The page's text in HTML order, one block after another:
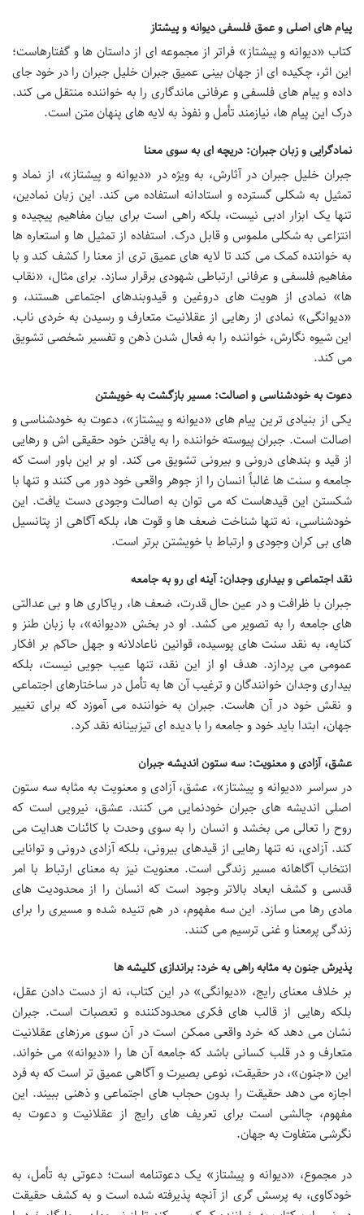
پیام های اصلی و عمق فلسفی دیوانه و پیشتاز
کتاب «دیوانه و پیشتاز» فراتر از مجموعه ای از داستان ها و گفتارهاست؛
این اثر، چکیده ای از جهان بینی عمیق جبران خلیل جبران را در خود جای
داده و پیام های فلسفی و عرفانی ماندگاری را به خواننده منتقل می کند.
درک این پیام ها، نیازمند تأمل و نفوذ به لایه های پنهان متن است.
نمادگرایی و زبان جبران: دریچه ای به سوی معنا
جبران خلیل جبران در آثارش، به ویژه در «دیوانه و پیشتاز»، از نماد و
تمثیل به شکلی گسترده و استادانه استفاده می کند. این زبان نمادین،
تنها یک ابزار ادبی نیست، بلکه راهی است برای بیان مفاهیم پیچیده و
انتزاعی به شکلی ملموس و قابل درک. استفاده از تمثیل ها و استعاره ها
به خواننده کمک می کند تا لایه های عمیق تری از معنا را کشف کند و با
مفاهیم فلسفی و عرفانی ارتباطی شهودی برقرار سازد. برای مثال، «نقاب
ها» نمادی از هویت های دروغین و قیدوبندهای اجتماعی هستند، و
«دیوانگی» نمادی از رهایی از عقلانیت متعارف و رسیدن به خردی ناب.
این شیوه نگارش، خواننده را به فعال شدن ذهن و تفسیر شخصی تشویق
می کند.
دعوت به خودشناسی و اصالت: مسیر بازگشت به خویشتن
یکی از بنیادی ترین پیام های «دیوانه و پیشتاز»، دعوت به خودشناسی و
اصالت است. جبران پیوسته خواننده را به یافتن خود حقیقی اش و رهایی
از قید و بندهای درونی و بیرونی تشویق می کند. او بر این باور است که
جامعه و سنت ها غالباً انسان را از جوهر واقعی خود دور می کنند و تنها با
شکستن این قیدهاست که می توان به اصالت وجودی دست یافت. این
خودشناسی، نه تنها شناخت ضعف ها و قوت ها، بلکه آگاهی از پتانسیل
های بی کران وجودی و ارتباط با خویشتن برتر است.
نقد اجتماعی و بیداری وجدان: آینه ای رو به جامعه
جبران با ظرافت و در عین حال قدرت، ضعف ها، ریاکاری ها و بی عدالتی
های جامعه را به تصویر می کشد. او در بخش «دیوانه»، با زبان طنز و
کنایه، به نقد سنت های پوسیده، قوانین ناعادلانه و جهل حاکم بر افکار
عمومی می پردازد. هدف او از این نقد، تنها عیب جویی نیست، بلکه
بیداری وجدان خوانندگان و ترغیب آن ها به تأمل در ساختارهای اجتماعی
و نقش خود در آن هاست. جبران به خواننده می آموزد که برای تغییر
جهان، ابتدا باید خود و جامعه را با دیده ای تیزبینانه نقد کرد.
عشق، آزادی و معنویت: سه ستون اندیشه جبران
در سراسر «دیوانه و پیشتاز»، عشق، آزادی و معنویت به مثابه سه ستون
اصلی اندیشه های جبران خودنمایی می کنند. عشق، نیرویی است که
روح را تعالی می بخشد و انسان را به سوی وحدت با کائنات هدایت می
کند. آزادی، نه تنها رهایی از قیدهای بیرونی، بلکه آزادی درونی و توانایی
انتخاب آگاهانه مسیر زندگی است. معنویت نیز به معنای ارتباط با امر
قدسی و کشف ابعاد بالاتر وجود است که انسان را از محدودیت های
مادی رها می سازد. این سه مفهوم، در هم تنیده شده و مسیری را برای
زندگی پرمعنا و غنی ترسیم می کنند.
پذیرش جنون به مثابه راهی به خرد: براندازی کلیشه ها
بر خلاف معنای رایج، «دیوانگی» در این کتاب، نه از دست دادن عقل،
بلکه رهایی از قالب های فکری محدودکننده و تعصبات است. جبران
نشان می دهد که خرد واقعی ممکن است در آن سوی مرزهای عقلانیت
متعارف و در قلب کسانی باشد که جامعه آن ها را «دیوانه» می خواند.
این «جنون»، در حقیقت، نوعی بصیرت و آگاهی عمیق تر است که به فرد
اجازه می دهد حقیقت را بدون حجاب های اجتماعی و ذهنی ببیند. این
مفهوم، چالشی است برای تعریف های رایج از عقلانیت و دعوت به
نگرشی متفاوت به جهان.
در مجموع، «دیوانه و پیشتاز» یک دعوتنامه است؛ دعوتی به تأمل، به
خودکاوی، به پرسش گری از آنچه پذیرفته شده است و به کشف حقیقت